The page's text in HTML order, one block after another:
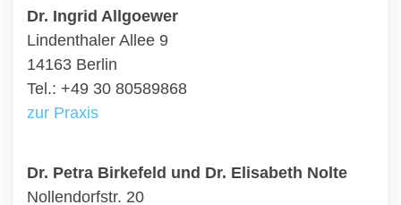
Dr. Ingrid Allgoewer
Lindenthaler Allee 9
14163 Berlin
Tel.: +49 30 80589868
zur Praxis
Dr. Petra Birkefeld und Dr. Elisabeth Nolte
Nollendorfstr. 20